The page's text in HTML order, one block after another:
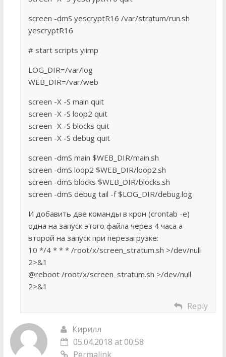
screen -dmS yescryptR16 /var/stratum/run.sh
yescryptR16
# start scripts yiimp
LOG_DIR=/var/log
WEB_DIR=/var/web
screen -X -S main quit
screen -X -S loop2 quit
screen -X -S blocks quit
screen -X -S debug quit
screen -dmS main $WEB_DIR/main.sh
screen -dmS loop2 $WEB_DIR/loop2.sh
screen -dmS blocks $WEB_DIR/blocks.sh
screen -dmS debug tail -f $LOG_DIR/debug.log
И добавить две команды в крон (crontab -e)
одна на запуск этого файла через 4 часа а
второй на запуск при перезагрузке:
10 */4 * * * /root/x/screen_stratum.sh >/dev/null
2>&1
@reboot /root/x/screen_stratum.sh >/dev/null
2>&1
Reply
Кирилл
05.04.2018 at 00:58
Permalink